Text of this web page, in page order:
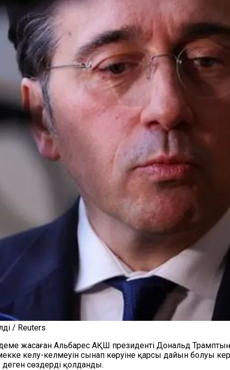
/ Reuters
жасаған Альбарес АҚШ президенті Дональд
келу-келмеуін сынап көруіне қарсы дайын болуы
сөздерді қолданды.